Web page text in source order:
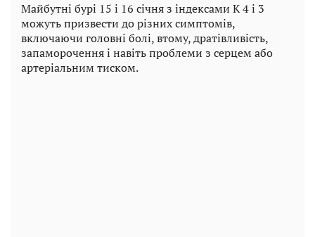
Майбутні бурі 15 і 16 січня з індексами K 4 і 3
можуть призвести до різних симптомів,
включаючи головні болі, втому, дратівливість,
запаморочення і навіть проблеми з серцем або
артеріальним тиском.